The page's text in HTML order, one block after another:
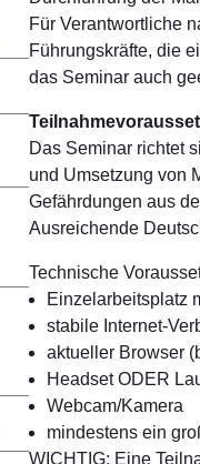
Für Verantwortliche
Führungskräfte, die
das Seminar auch
Das Seminar richtet
und Umsetzung von
Gefährdungen aus
Ausreichende
Technische
Einzelarbeitsplatz
stabile Internet-
aktueller Browser
Headset ODER
Webcam/Kamera
mindestens ein
WICHTIG: Eine